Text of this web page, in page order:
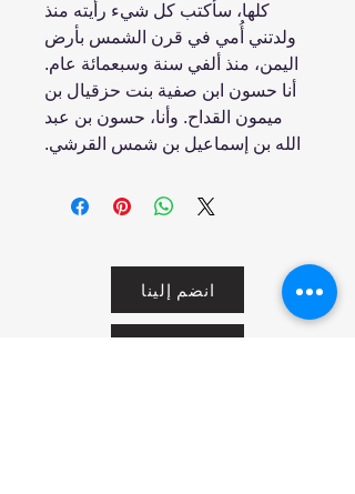
كلها، سأكتب كل ‏شيء رأيته منذ
ولدتني أُمي في قرن الشمس بأرض
اليمن، منذ ألفي سنة وسبعمائة عام.‏
أنا حسون ابن صفية بنت حزقيال بن
ميمون القداح.‏ وأنا، حسون بن عبد
الله بن إسماعيل بن شمس القرشي.‏
انضم إلينا